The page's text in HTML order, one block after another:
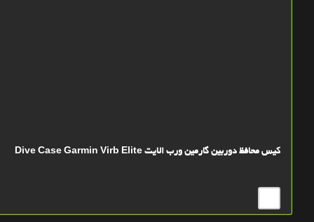
کیس محافظ دوربین گارمین ورب الایت Dive Case Garmin Virb Elite